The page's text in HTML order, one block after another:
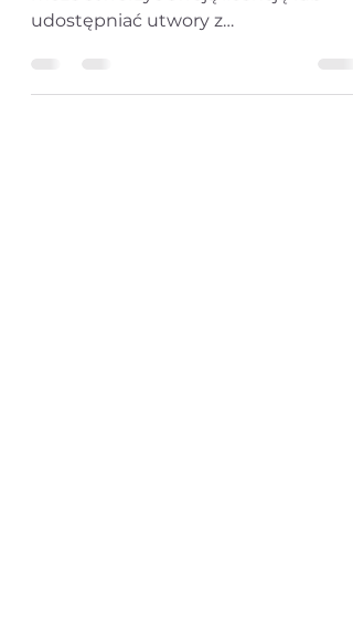
Foto: Creative Commons. Każdy z nas
może stworzyć swoją licencję lub
zastosowaniem dostępnych licencji.